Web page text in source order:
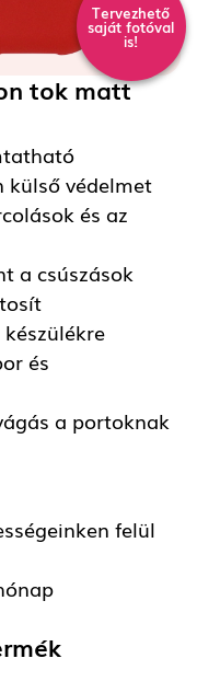
Tervezhető
saját fotóval
is!
tok matt
külső védelmet
és az
a csúszások
és
a portoknak
felül